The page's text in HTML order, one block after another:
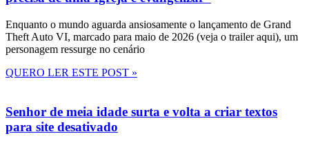
Enquanto o mundo aguarda ansiosamente o lançamento de Grand
Theft Auto VI, marcado para maio de 2026 (veja o trailer aqui), um
personagem ressurge no cenário
QUERO LER ESTE POST »
Senhor de meia idade surta e volta a criar textos
para site desativado